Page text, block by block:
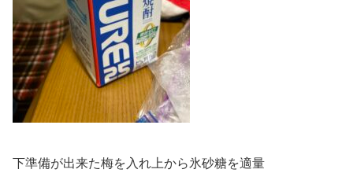
下準備が出来た梅を入れ上から氷砂糖を適量